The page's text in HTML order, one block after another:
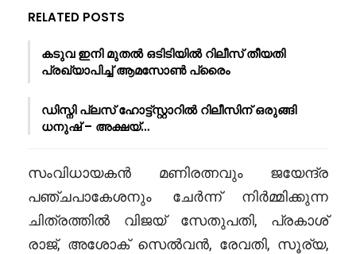
RELATED POSTS
കടുവ ഇനി മുതൽ ഒടിടിയിൽ റിലീസ് തീയതി
പ്രഖ്യാപിച്ച് ആമസോൺ പ്രൈം
ഡിസ്നി പ്ലസ് ഹോട്ട്സ്റ്റാറിൽ റിലീസിന് ഒരുങ്ങി
ധനുഷ് – അക്ഷയ്…
സംവിധായകൻ മണിരത്നവും ജയേന്ദ്ര
പഞ്ചപാകേശനും ചേർന്ന് നിർമ്മിക്കുന്ന
ചിത്രത്തിൽ വിജയ് സേതുപതി, പ്രകാശ്
രാജ്, അശോക് സെൽവൻ, രേവതി, സൂര്യ,